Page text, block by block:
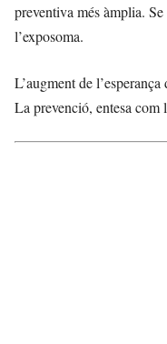
preventiva més àmplia.
l’exposoma.
L’augment de
La prevenció, entesa com